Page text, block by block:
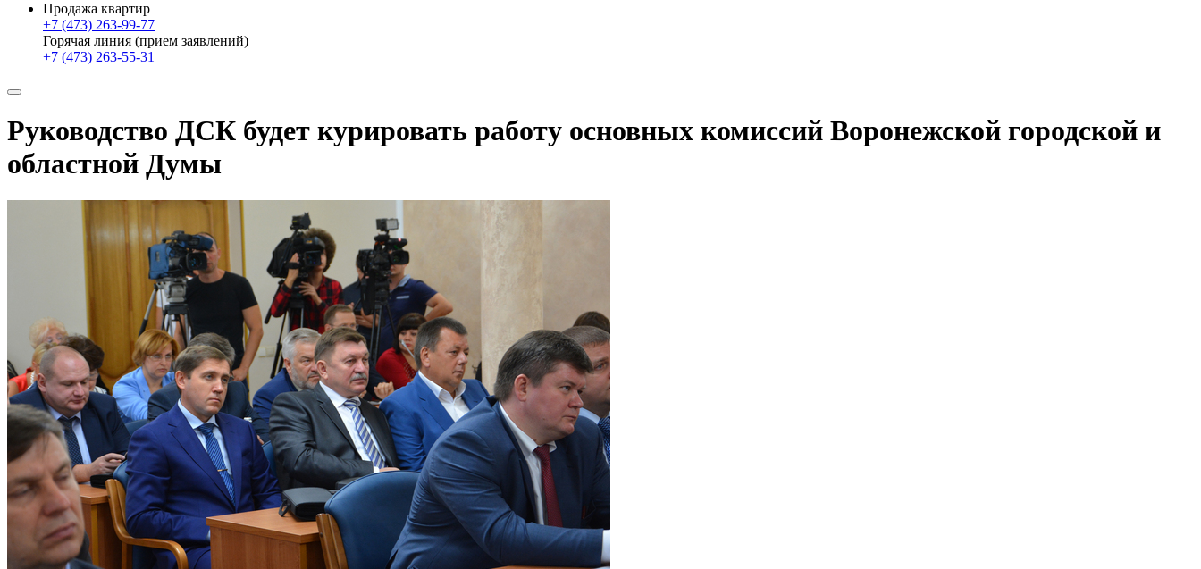
Продажа квартир
+7 (473) 263-99-77
Горячая линия (прием заявлений)
+7 (473) 263-55-31
Руководство ДСК будет курировать работу основных комиссий Воронежской городской и
областной Думы